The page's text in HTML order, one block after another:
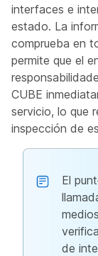
interfaces e
estado. La
comprueba en
permite que el
CUBE
servicio, lo que
inspección de
El
de